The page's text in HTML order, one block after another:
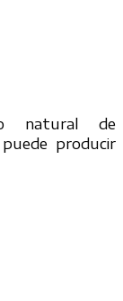
natural de
producir